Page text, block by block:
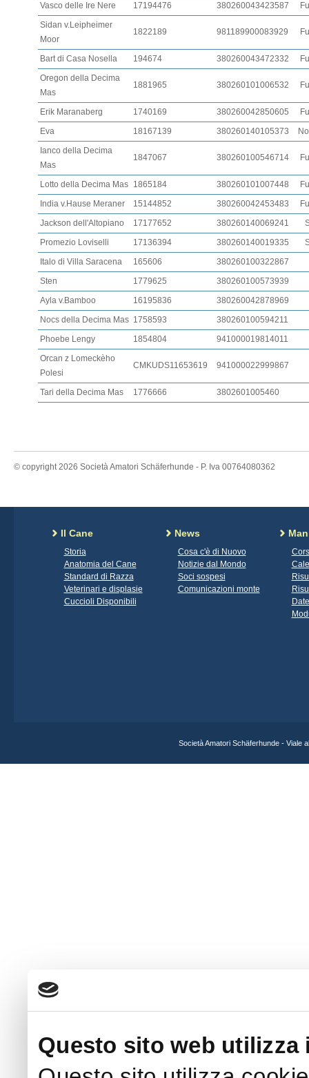
Questo sito web utilizza
Vasco delle Ire Nere
17194476 380260043423587
Sidan v.Leipheimer
Moor
1822189 981189900083929
Bart di Casa Nosella 194674 380260043472332
Oregon della Decima
Mas
1881965 380260101006532
Erik Maranaberg 1740169 380260042850605
Eva
18167139 380260140105373
Ianco della Decima
Mas
1847067 380260100546714
Lotto della Decima Mas 1865184 380260101007448
India v.Hause Meraner
15144852 380260042453483
Jackson dell'Altopiano
17177652 380260140069241
Promezio Loviselli
17136394 380260140019335
Italo di Villa Saracena
165606
380260100322867
Sten
1779625
380260100573939
Ayla v.Bamboo
16195836
380260042878969
Nocs della Decima Mas 1758593
380260100594211
Phoebe Lengy
1854804
941000019814011
Orcan z Lomeckèho
Polesi
CMKUDS11653619 941000022999867
Tari della Decima Mas 1776666 3802601005460
© copyright 2026 Società Amatori Schäferhunde - P. Iva 00764080362
Il Cane
Storia
Anatomia del Cane
Standard di Razza
Veterinari e displasie
Cuccioli Disponibili
News
Cosa c'è di Nuovo
Notizie dal Mondo
Soci sospesi
Comunicazioni monte
Società Amatori Schäferhunde - Viale